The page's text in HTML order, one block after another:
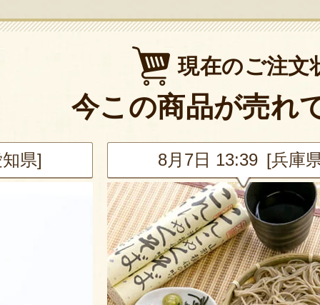
現在のご注文
今この商品が売れ
県] 8月7日 10:06 [東京